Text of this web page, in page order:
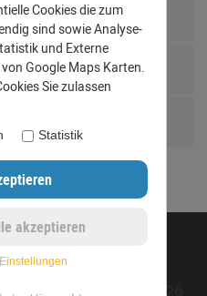
shop.de
© 2009-2026
Cookies die zum
sind sowie Analyse-
und Externe
Google Maps Karten.
Sie zulassen
Statistik